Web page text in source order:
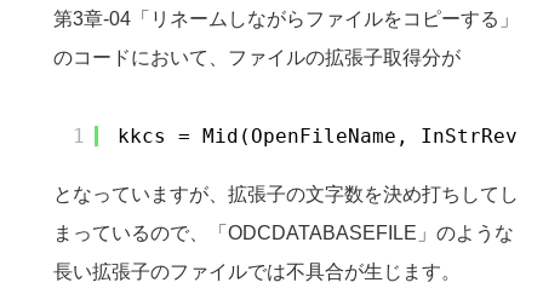
第3章-04「リネームしながらファイルをコピーする」
のコードにおいて、ファイルの拡張子取得分が
1 kkcs = Mid(OpenFileName,
となっていますが、拡張子の文字数を決め打ちしてし
まっているので、「ODCDATABASEFILE」のような
長い拡張子のファイルでは不具合が生じます。